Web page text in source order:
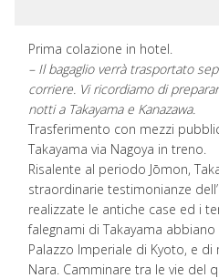
Prima colazione in hotel.
– Il bagaglio verrà trasportato
corriere. Vi ricordiamo di
notti a Takayama e Kanazawa.
Trasferimento con mezzi
Takayama via Nagoya in treno.
Risalente al periodo Jōmon,
straordinarie testimonianze
realizzate le antiche case ed i
falegnami di Takayama
Palazzo Imperiale di Kyoto, e
Nara. Camminare tra le vie del